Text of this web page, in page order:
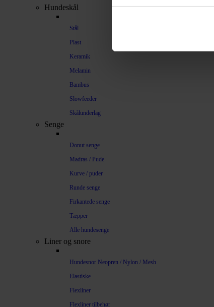
Hundeskål
Stål
Plast
Keramik
Melamin
Bambus
Slowfeeder
Skålunderlag
Senge
Donut senge
Madras / Pude
Kurve / puder
Runde senge
Firkantede senge
Tæpper
Alle hundesenge
Liner og snore
Hundesnor Neopren / Nylon / Mesh
Elastiske
Flexliner
Flexliner tilbehør